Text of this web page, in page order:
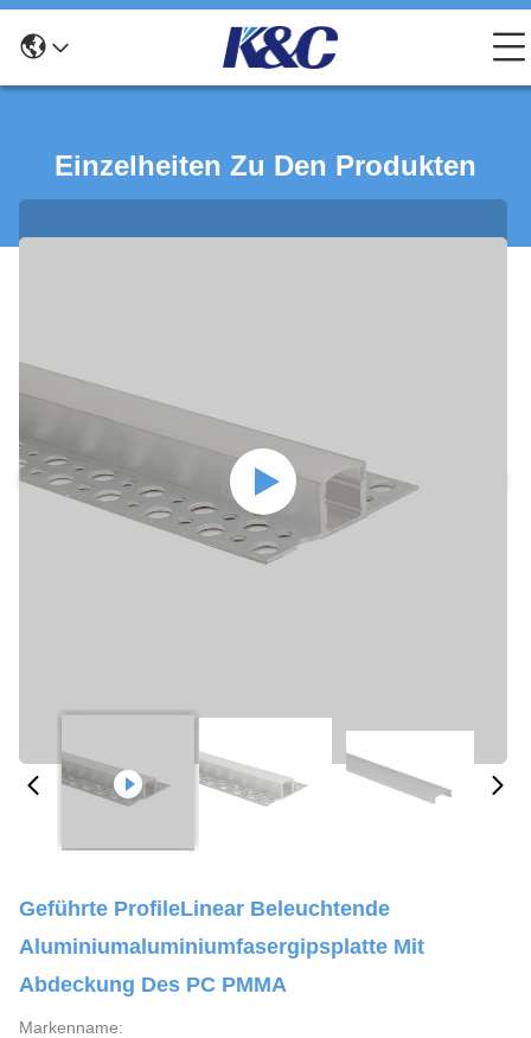
Einzelheiten Zu Den Produkten
Geführte ProfileLinear Beleuchtende
Aluminiumaluminiumfasergipsplatte Mit
Abdeckung Des PC PMMA
Markenname: